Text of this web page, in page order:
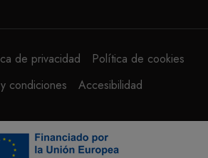
de privacidad
Política de cookies
condiciones
Accesibilidad